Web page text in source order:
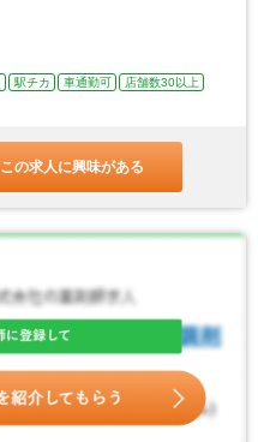
駅チカ 車通勤可
店舗数30以上
この求人に興味がある